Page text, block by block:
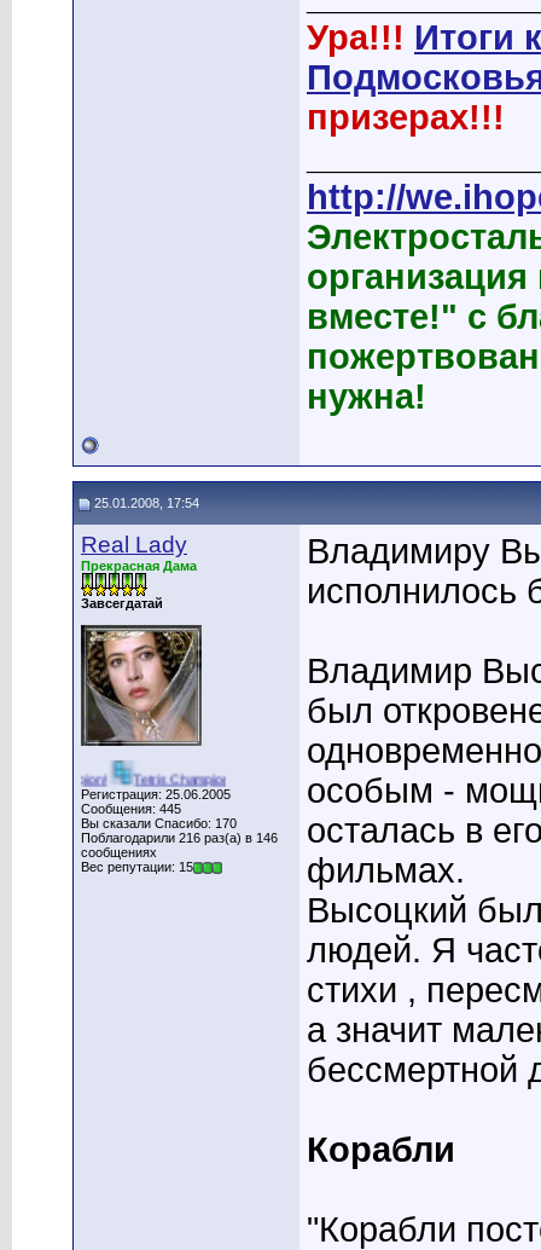
Ура!!! Итоги
призерах!!!
http://
вместе!" с
нужна!
25.01.2008, 17:54
Real Lady
Прекрасная Дама
Завсегдатай
Tetris Champion! Hexxagon Champion!
Space Invaders Champion!
Регистрация: 25.06.2005
Сообщения: 445
Вы сказали Спасибо: 170
Поблагодарили 216 раз(а) в 146
сообщениях
Вес репутации: 15
Владимиру
исполнилось
Владимир
был
особым -
осталась в
фильмах.
Высоцкий
людей. Я
стихи ,
а значит
бессмертной
Корабли
"Корабли